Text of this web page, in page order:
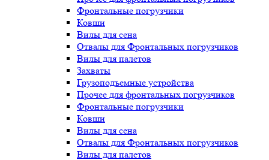
Фронтальные погрузчики
Ковши
Вилы для сена
Отвалы для Фронтальных погрузчиков
Вилы для палетов
Захваты
Грузоподъемные устройства
Прочее для фронтальных погрузчиков
Фронтальные погрузчики
Ковши
Вилы для сена
Отвалы для Фронтальных погрузчиков
Вилы для палетов